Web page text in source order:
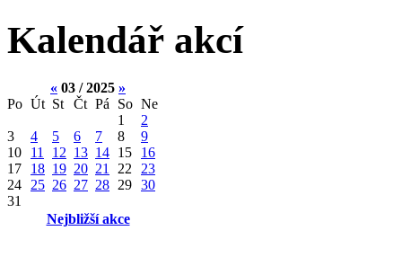
Kalendář akcí
« 03 / 2025 »
Po Út St Čt Pá So Ne
1
2
3
4 5 6 7 8
9
10
11 12 13 14 15
16
17
18 19 20 21 22
23
24
25 26 27 28 29 30
31
Nejbližší akce